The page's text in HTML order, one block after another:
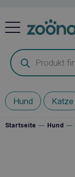
Products
search
Hund Katze
Startseite — Hund —